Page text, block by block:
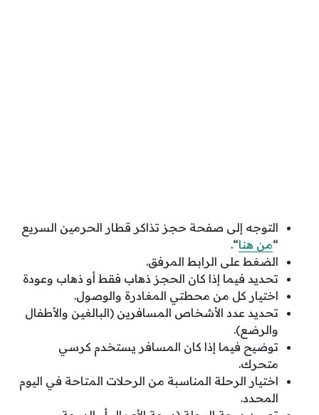
التوجه إلى صفحة حجز تذاكر قطار الحرمين السريع
“من هنا“.
الضغط على الرابط المرفق.
تحديد فيما إذا كان الحجز ذهاب فقط أو ذهاب وعودة
اختيار كل من محطتي المغادرة والوصول.
تحديد عدد الأشخاص المسافرين (البالغين والأطفال
والرضع).
توضيح فيما إذا كان المسافر يستخدم كرسي
متحرك.
اختيار الرحلة المناسبة من الرحلات المتاحة في اليوم
المحدد.